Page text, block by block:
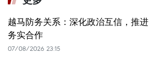
越马防务关系：深化政治互信，推进
务实合作
07/08/2026 23:15